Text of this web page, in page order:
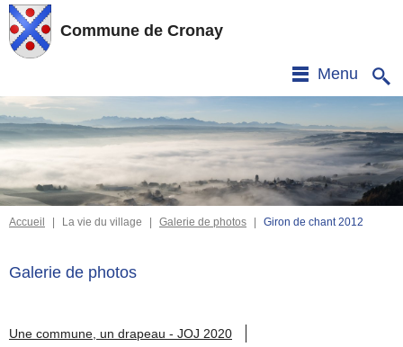
Commune de Cronay
Menu
Accueil | La vie du village | Galerie de photos | Giron de chant 2012
Galerie de photos
Une commune, un drapeau - JOJ 2020